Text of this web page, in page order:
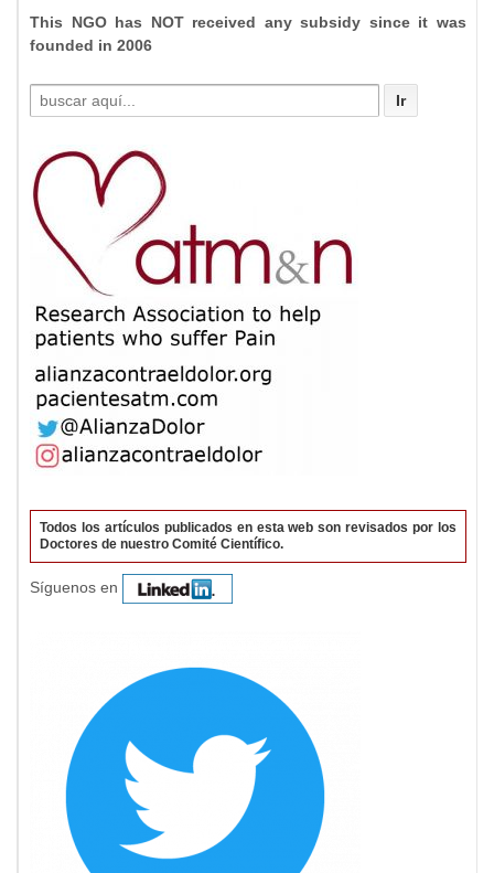
This NGO has NOT received any subsidy since it was
founded in 2006
Buscar
por:
Todos los artículos publicados en esta web son revisados por los
Doctores de nuestro Comité Científico.
Síguenos en